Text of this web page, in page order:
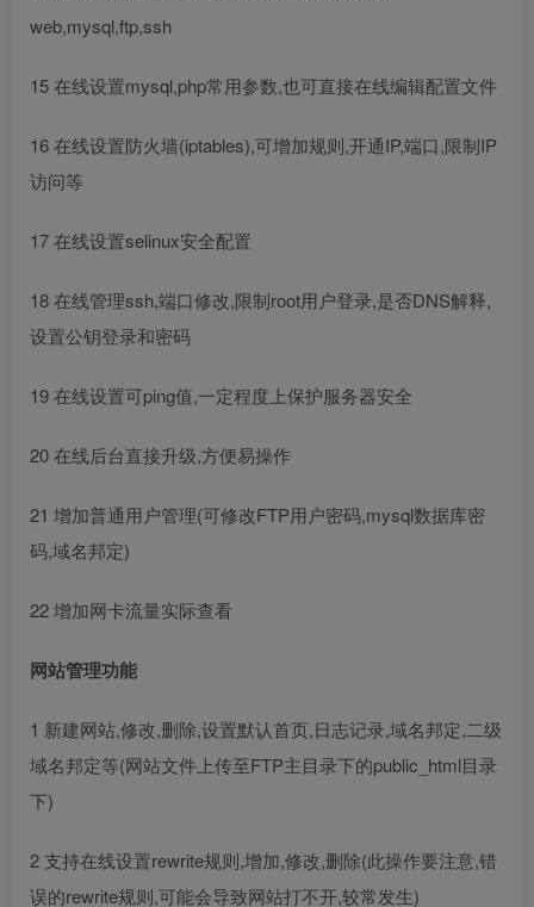
web,mysql,ftp,ssh
15 在线设置mysql,php常用参数,也可直接在线编辑配置文件
16 在线设置防火墙(iptables),可增加规则,开通IP,端口,限制IP
访问等
17 在线设置selinux安全配置
18 在线管理ssh,端口修改,限制root用户登录,是否DNS解释,
设置公钥登录和密码
19 在线设置可ping值,一定程度上保护服务器安全
20 在线后台直接升级,方便易操作
21 增加普通用户管理(可修改FTP用户密码,mysql数据库密
码,域名邦定)
22 增加网卡流量实际查看
网站管理功能
1 新建网站,修改,删除,设置默认首页,日志记录,域名邦定,二级
域名邦定等(网站文件上传至FTP主目录下的public_html目录
下)
2 支持在线设置rewrite规则,增加,修改,删除(此操作要注意,错
误的rewrite规则,可能会导致网站打不开,较常发生)